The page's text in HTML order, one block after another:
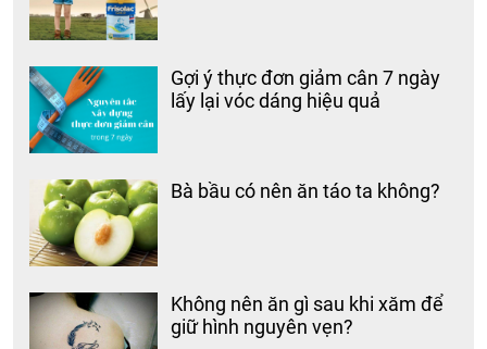
Gợi ý thực đơn giảm cân 7 ngày
lấy lại vóc dáng hiệu quả
Bà bầu có nên ăn táo ta không?
Không nên ăn gì sau khi xăm để
giữ hình nguyên vẹn?